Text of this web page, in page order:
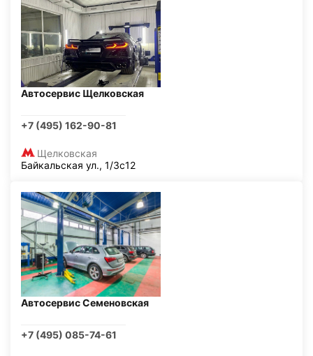
Автосервис Щелковская
+7 (495) 162-90-81
Щелковская
Байкальская ул., 1/3с12
Автосервис Семеновская
+7 (495) 085-74-61